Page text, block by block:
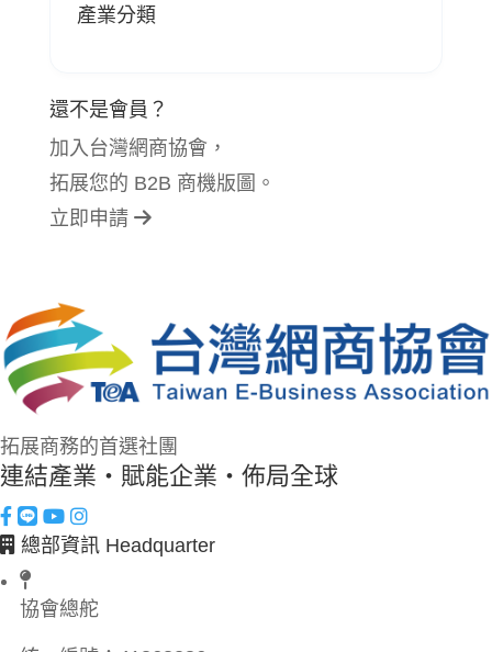
產業分類
還不是會員？
加入台灣網商協會，
拓展您的 B2B 商機版圖。
立即申請
拓展商務的首選社團
連結產業・賦能企業・佈局全球
總部資訊 Headquarter
協會總舵